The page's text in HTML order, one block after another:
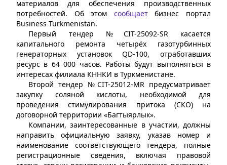
материалов для обеспечения производственных
потребностей. Об этом сообщаетбизнес портал
Business Turkmenistan.
Первый тендер №CIT-25092-SR касается
капитального ремонта четырёх газотурбинных
генераторных установок QD-100, отработавших
ресурс в 64 000 часов. Работы будут выполняться в
интересах филиала КННКИ в Туркменистане.
Второй тендер №CIT-25012-MR предусматривает
закупку соляной кислоты, необходимой для
проведения стимулирования притока (СКО) на
договорной территории «Багтыярлык».
Компании, заинтересованные в участии, должны
направить официальную заявку, указав номер и
наименование соответствующего тендера, полные
регистрационные сведения, включая правовой